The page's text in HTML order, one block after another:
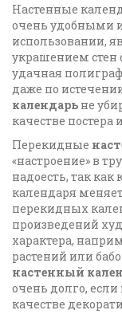
Настенные
очень удобными
использовании,
украшением стен
удачная
даже по
календарь не
качестве постера
Перекидные
«настроение» в
надоесть, так
календаря
перекидных
произведений
характера,
растений или
настенный
очень долго,
качестве